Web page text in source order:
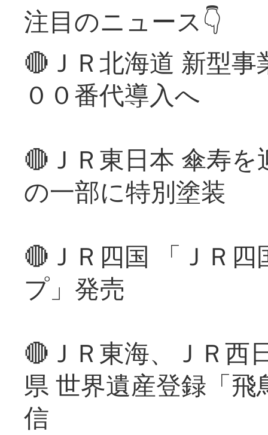
注目のニュース👇
🔴ＪＲ北海道 新型
００番代導入へ
🔴ＪＲ東日本 傘寿
の一部に特別塗装
🔴ＪＲ四国 「ＪＲ
プ」発売
🔴ＪＲ東海、ＪＲ西
県 世界遺産登録「
信